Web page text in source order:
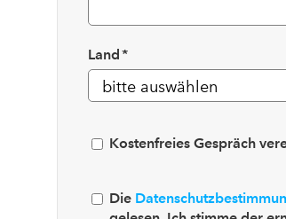
Land*
Kostenfreies Gespräch
Die